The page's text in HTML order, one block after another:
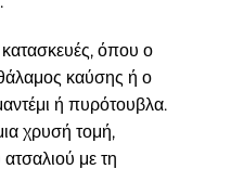
όπου ο
θάλαμος καύσης ή ο
ή πυρότουβλα.
χρυσή τομή,
με τη